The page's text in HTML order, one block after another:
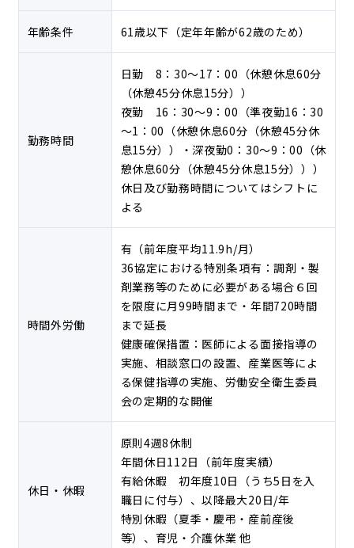
年齢条件 61歳以下（定年年齢が62歳のため）
勤務時間
日勤 8：30～17：00（休憩休息60分
（休憩45分休息15分））
夜勤 16：30～9：00（準夜勤16：30
～1：00（休憩休息60分（休憩45分休
息15分））・深夜勤0：30～9：00（休
憩休息60分（休憩45分休息15分）））
休日及び勤務時間についてはシフトに
よる
時間外労働
有（前年度平均11.9h/月）
36協定における特別条項有：調剤・製
剤業務等のために必要がある場合６回
を限度に月99時間まで・年間720時間
まで延長
健康確保措置：医師による面接指導の
実施、相談窓口の設置、産業医等によ
る保健指導の実施、労働安全衛生委員
会の定期的な開催
休日・休暇
原則4週8休制
年間休日112日（前年度実績）
有給休暇 初年度10日（うち5日を入
職日に付与）、以降最大20日/年
特別休暇（夏季・慶弔・産前産後
等）、育児・介護休業 他